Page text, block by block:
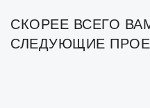
СКОРЕЕ ВСЕГО
СЛЕДУЮЩИЕ